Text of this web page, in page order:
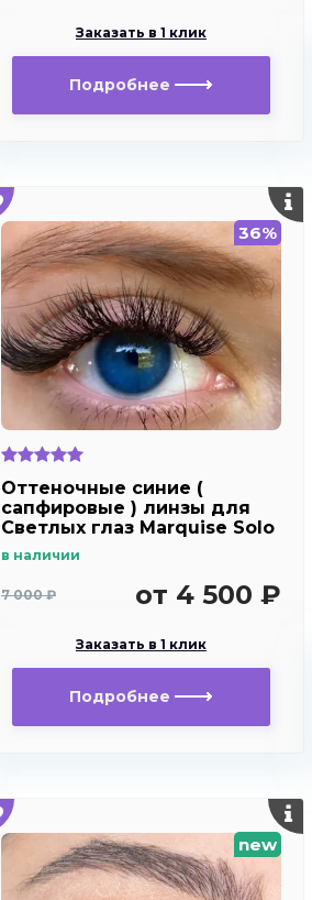
Заказать в 1 клик
Подробнее
36%
Оттеночные синие (
сапфировые ) линзы для
Светлых глаз Marquise Solo
в наличии
7 000 ₽ от 4 500 ₽
Заказать в 1 клик
Подробнее
new